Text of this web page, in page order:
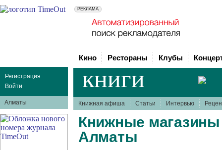
Регистрация
Войти
Алматы
Кино Рестораны Клубы
книги
Книжная афиша Статьи Интервью
Книжные магазины
Алматы